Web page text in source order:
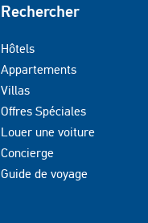
Rechercher
Hôtels
Appartements
Villas
Offres Spéciales
Louer une voiture
Concierge
Guide de voyage